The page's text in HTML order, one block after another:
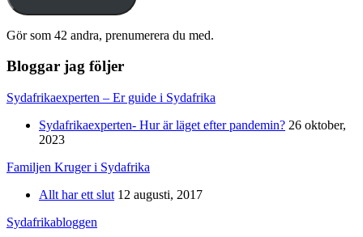
Gör som 42 andra, prenumerera du med.
Bloggar jag följer
Sydafrikaexperten – Er guide i Sydafrika
Sydafrikaexperten- Hur är läget efter pandemin? 26 oktober,
2023
Familjen Kruger i Sydafrika
Allt har ett slut 12 augusti, 2017
Sydafrikabloggen